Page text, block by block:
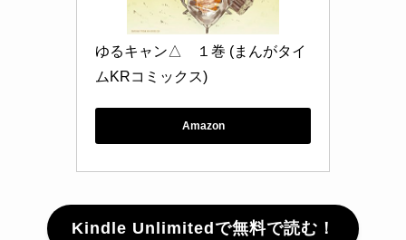
ゆるキャン△　１巻 (まんがタイ
ムKRコミックス)
Amazon
Kindle Unlimitedで無料で読む！